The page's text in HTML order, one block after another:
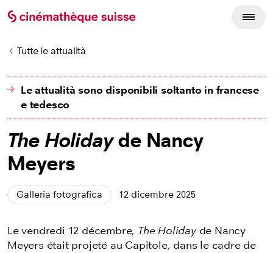
Tutte le attualità
Le attualità sono disponibili soltanto in francese
e tedesco
The Holidayde Nancy
Meyers
Galleria fotografica 12 dicembre 2025
Le vendredi 12 décembre, The Holidayde Nancy
Meyers était projeté au Capitole, dans le cadre de